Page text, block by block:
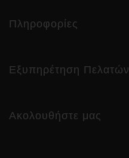
Πληροφορίες
Εξυπηρέτηση Πελατών
Ακολουθήστε μας